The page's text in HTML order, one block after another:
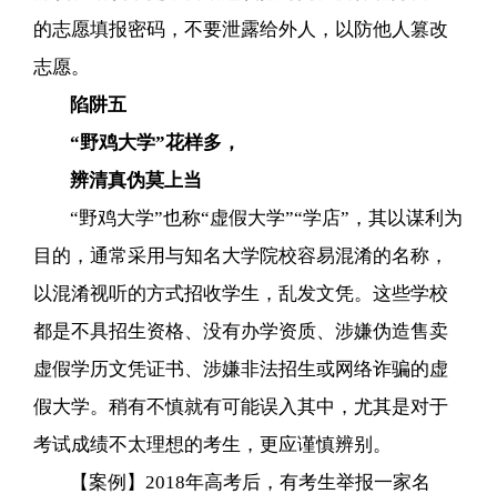
的志愿填报密码，不要泄露给外人，以防他人篡改
志愿。
陷阱五
“野鸡大学”花样多，
辨清真伪莫上当
“野鸡大学”也称“虚假大学”“学店”，其以谋利为
目的，通常采用与知名大学院校容易混淆的名称，
以混淆视听的方式招收学生，乱发文凭。这些学校
都是不具招生资格、没有办学资质、涉嫌伪造售卖
虚假学历文凭证书、涉嫌非法招生或网络诈骗的虚
假大学。稍有不慎就有可能误入其中，尤其是对于
考试成绩不太理想的考生，更应谨慎辨别。
【案例】2018年高考后，有考生举报一家名